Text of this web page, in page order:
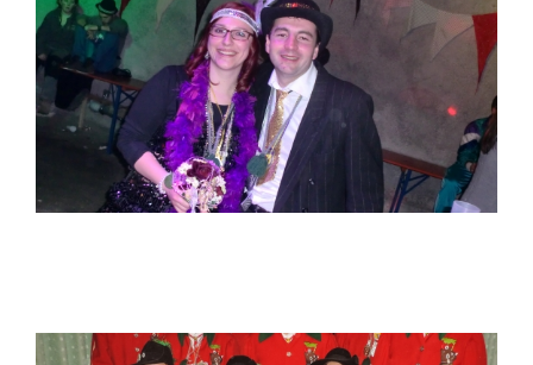
Sybille Hermann und Frank Knoblauch